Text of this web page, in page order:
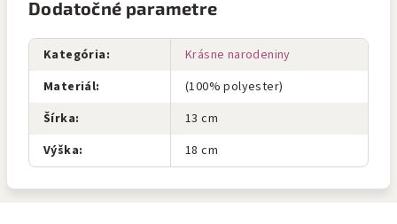
Dodatočné parametre
Kategória:
Krásne narodeniny
Materiál:
(100% polyester)
Šírka:
13 cm
Výška: 18 cm